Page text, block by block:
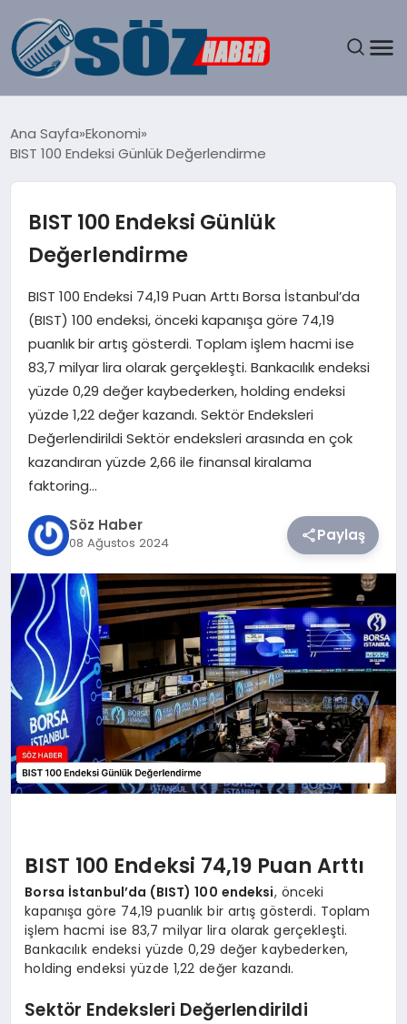
MAGAZIN
EKONOMI
SAĞLIK
DÜNYA
TEKNOLOJI
YAŞAM
Ana Sayfa Ekonomi
BIST 100 Endeksi Günlük Değerlendirme
BIST 100 Endeksi Günlük
Değerlendirme
BIST 100 Endeksi 74,19 Puan Arttı Borsa İstanbul’da
(BIST) 100 endeksi, önceki kapanışa göre 74,19
puanlık bir artış gösterdi. Toplam işlem hacmi ise
83,7 milyar lira olarak gerçekleşti. Bankacılık endeksi
yüzde 0,29 değer kaybederken, holding endeksi
yüzde 1,22 değer kazandı. Sektör Endeksleri
Değerlendirildi Sektör endeksleri arasında en çok
kazandıran yüzde 2,66 ile finansal kiralama
faktoring…
Söz Haber
08 Ağustos 2024 Paylaş
BIST 100 Endeksi 74,19 Puan Arttı
Borsa İstanbul’da (BIST) 100 endeksi, önceki
kapanışa göre 74,19 puanlık bir artış gösterdi. Toplam
işlem hacmi ise 83,7 milyar lira olarak gerçekleşti.
Bankacılık endeksi yüzde 0,29 değer kaybederken,
holding endeksi yüzde 1,22 değer kazandı.
Sektör Endeksleri Değerlendirildi